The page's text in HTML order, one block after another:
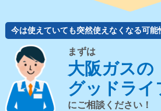
今は使えていても突然使えなくなる可能
まずは
大阪ガスの
グッドライ
にご相談ください！